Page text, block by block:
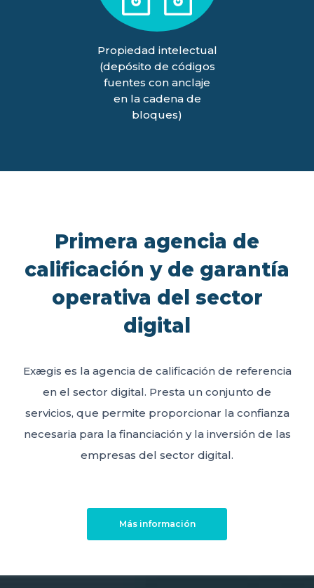
Propiedad intelectual
(depósito de códigos
fuentes con anclaje
en la cadena de
bloques)
Primera agencia de
calificación y de garantía
operativa del sector
digital
Exægis es la agencia de calificación de referencia
en el sector digital. Presta un conjunto de
servicios, que permite proporcionar la confianza
necesaria para la financiación y la inversión de las
empresas del sector digital.
Más información